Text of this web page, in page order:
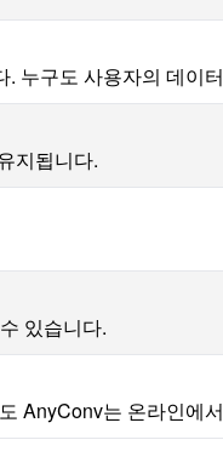
누구도 사용자의 데이
지됩니다.
있습니다.
AnyConv는 온라인에